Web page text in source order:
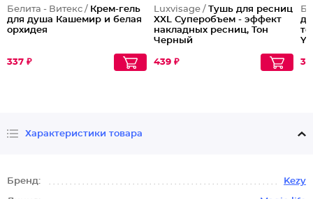
Белита - Витекс / Крем-гель
для душа Кашемир и белая
орхидея
337 ₽
Luxvisage / Тушь для ресниц
XXL Суперобъем - эффект
накладных ресниц, Тон
Черный
439 ₽
Характеристики товара
Бренд: Kezy